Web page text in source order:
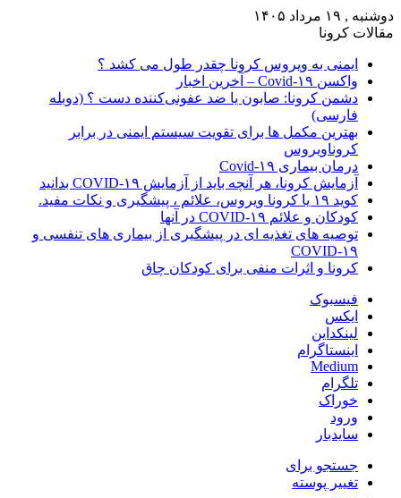
دوشنبه , ۱۹ مرداد ۱۴۰۵
مقالات کرونا
ایمنی به ویروس کرونا چقدر طول می کشد ؟
واکسن Covid-۱۹ – آخرین اخبار
دشمن کرونا: صابون یا ضد عفونی‌کننده دست ؟ (دوبله
فارسی)
بهترین مکمل ها برای تقویت سیستم ایمنی در برابر
کروناویروس
درمان بیماری Covid-۱۹
آزمایش کرونا، هر آنچه باید از آزمایش COVID-۱۹ بدانید
کوید ۱۹ یا کرونا ویروس، علائم ، پیشگیری و نکات مفید.
کودکان و علائم COVID-۱۹ در آنها
توصیه های تغذیه ای در پیشگیری از بیماری های تنفسی و
COVID-۱۹
کرونا و اثرات منفی برای کودکان چاق
فیسبوک
ایکس
لینکداین
اینستاگرام
Medium
تلگرام
خوراک
ورود
سایدبار
جستجو برای
تغییر پوسته